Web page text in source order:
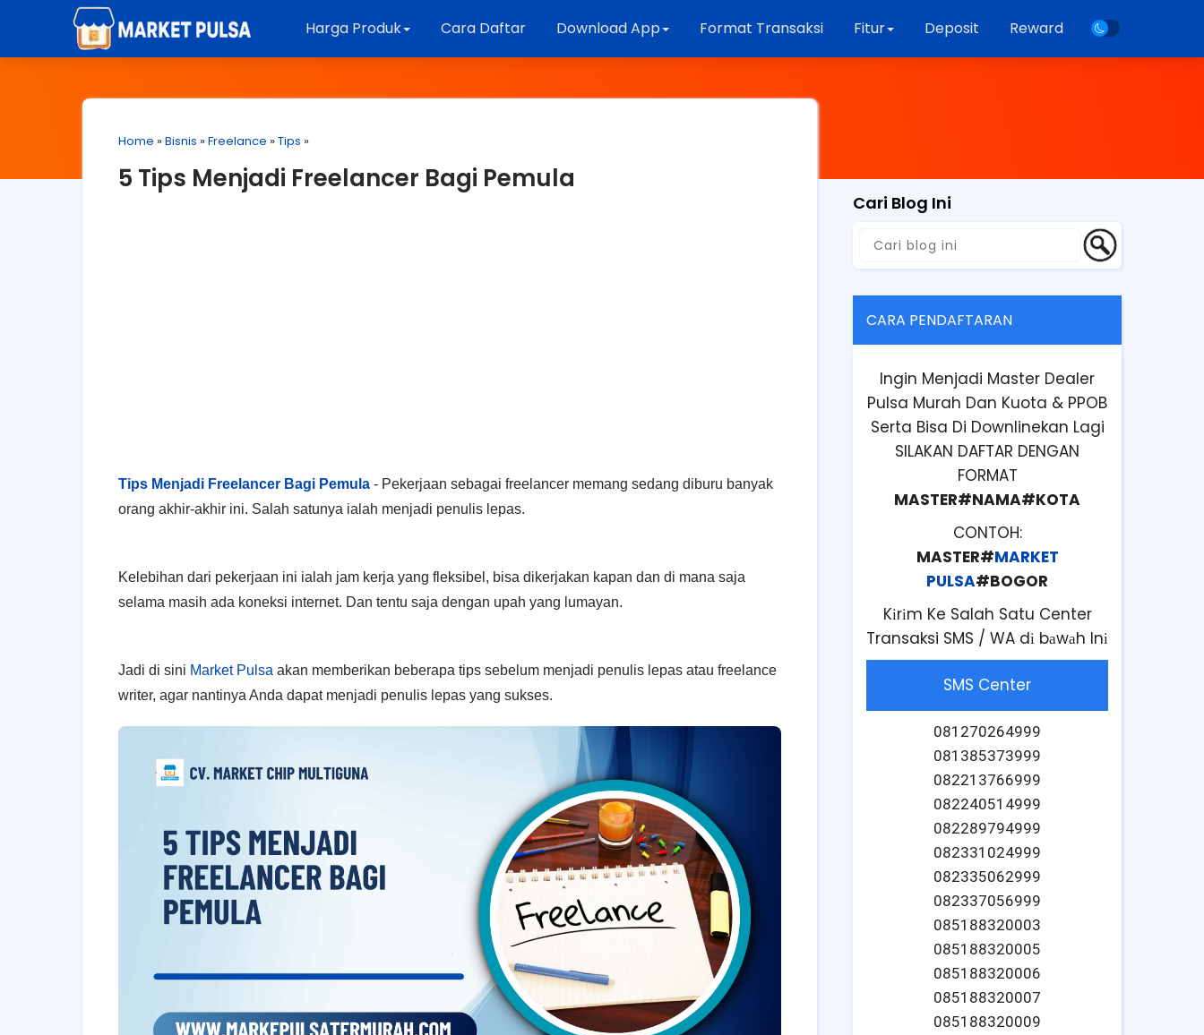
Harga Produk Cara Daftar Download App Format Transaksi Fitur Deposit Reward
Home »Bisnis »Freelance »Tips »
5 Tips Menjadi Freelancer Bagi Pemula
Tips Menjadi Freelancer Bagi Pemula - Pekerjaan sebagai freelancer memang sedang diburu banyak
orang akhir-akhir ini. Salah satunya ialah menjadi penulis lepas.
Kelebihan dari pekerjaan ini ialah jam kerja yang fleksibel, bisa dikerjakan kapan dan di mana saja
selama masih ada koneksi internet. Dan tentu saja dengan upah yang lumayan.
Jadi di sini Market Pulsa akan memberikan beberapa tips sebelum menjadi penulis lepas atau freelance
writer, agar nantinya Anda dapat menjadi penulis lepas yang sukses.
Cari Blog Ini
CARA PENDAFTARAN
Ingin Menjadi Master Dealer
Pulsa Murah Dan Kuota & PPOB
Serta Bisa Di Downlinekan Lagi
SILAKAN DAFTAR DENGAN
FORMAT
MASTER#NAMA#KOTA
CONTOH:
MASTER#MARKET
PULSA#BOGOR
Kіrіm Ke Salah Satu Center
Transaksi SMS / WA dі bаwаh Inі
SMS Center
081270264999
081385373999
082213766999
082240514999
082289794999
082331024999
082335062999
082337056999
085188320003
085188320005
085188320006
085188320007
085188320009